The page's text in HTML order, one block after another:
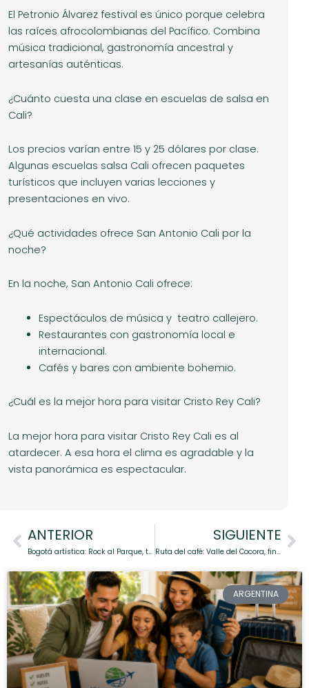
El Petronio Álvarez festival es único porque celebra
las raíces afrocolombianas del Pacífico. Combina
música tradicional, gastronomía ancestral y
artesanías auténticas.
¿Cuánto cuesta una clase en escuelas de salsa en
Cali?
Los precios varían entre 15 y 25 dólares por clase.
Algunas escuelas salsa Cali ofrecen paquetes
turísticos que incluyen varias lecciones y
presentaciones en vivo.
¿Qué actividades ofrece San Antonio Cali por la
noche?
En la noche, San Antonio Cali ofrece:
Espectáculos de música y teatro callejero.
Restaurantes con gastronomía local e
internacional.
Cafés y bares con ambiente bohemio.
¿Cuál es la mejor hora para visitar Cristo Rey Cali?
La mejor hora para visitar Cristo Rey Cali es al
atardecer. A esa hora el clima es agradable y la
vista panorámica es espectacular.
AntANTERIOR
Bogotá artística: Rock al Parque, teatro iberoamericano y un paseo por La Candelaria
SIGUIENTE
Ruta del café: Valle del Cocora, fincas y pueblos mágicos del Eje Cafetero
ARGENTINA